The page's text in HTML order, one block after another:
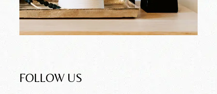
FOLLOW US